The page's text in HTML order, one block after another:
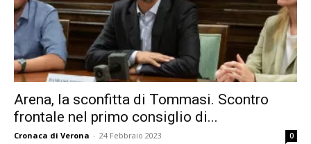
Arena, la sconfitta di Tommasi. Scontro
frontale nel primo consiglio di...
Cronaca di Verona - 24 Febbraio 2023 0